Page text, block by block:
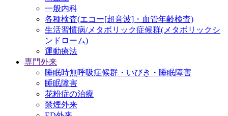
一般内科
各種検査(エコー[超音波]・血管年齢検査)
生活習慣病/メタボリック症候群(メタボリックシ
ンドローム)
運動療法
専門外来
睡眠時無呼吸症候群・いびき・睡眠障害
睡眠障害
花粉症の治療
禁煙外来